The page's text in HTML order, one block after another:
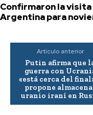
Confirmaron la visita
Argentina para
Artículo anterior
Putin afirma que
guerra con
«está cerca del
propone
uranio iraní en